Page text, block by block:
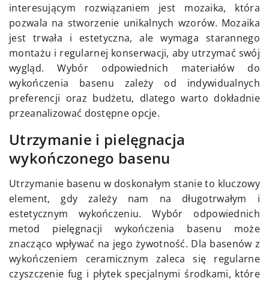
interesującym rozwiązaniem jest mozaika, która
pozwala na stworzenie unikalnych wzorów. Mozaika
jest trwała i estetyczna, ale wymaga starannego
montażu i regularnej konserwacji, aby utrzymać swój
wygląd. Wybór odpowiednich materiałów do
wykończenia basenu zależy od indywidualnych
preferencji oraz budżetu, dlatego warto dokładnie
przeanalizować dostępne opcje.
Utrzymanie i pielęgnacja
wykończonego basenu
Utrzymanie basenu w doskonałym stanie to kluczowy
element, gdy zależy nam na długotrwałym i
estetycznym wykończeniu. Wybór odpowiednich
metod pielęgnacji wykończenia basenu może
znacząco wpływać na jego żywotność. Dla basenów z
wykończeniem ceramicznym zaleca się regularne
czyszczenie fug i płytek specjalnymi środkami, które